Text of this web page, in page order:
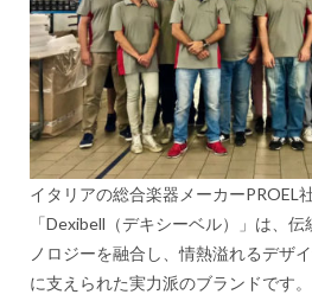
イタリアの総合楽器メーカーPROEL
「Dexibell（デキシーベル）」は、
ノロジーを融合し、情熱溢れるデザ
に支えられた実力派のブランドです